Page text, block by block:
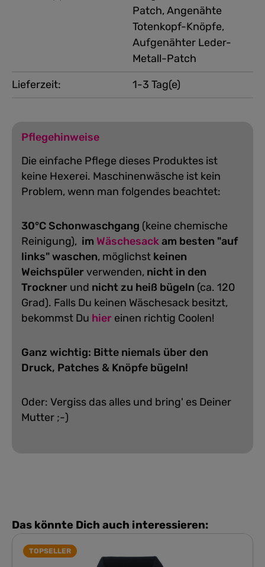
Patch, Angenähte
Totenkopf-Knöpfe,
Aufgenähter Leder-
Metall-Patch
Lieferzeit:
1-3 Tag(e)
Pflegehinweise
Die einfache Pflege dieses Produktes ist
keine Hexerei. Maschinenwäsche ist kein
Problem, wenn man folgendes beachtet:
30°C Schonwaschgang (keine chemische
Reinigung), im Wäschesackam besten "auf
links" waschen, möglichst keinen
Weichspülerverwenden, nicht in den
Trockner und nicht zu heiß bügeln (ca. 120
Grad). Falls Du keinen Wäschesack besitzt,
bekommst Du hier einen richtig Coolen!
Ganz wichtig: Bitte niemals über den
Druck, Patches & Knöpfe bügeln!
Oder: Vergiss das alles und bring' es Deiner
Mutter ;-)
Das könnte Dich auch interessieren:
TOPSELLER